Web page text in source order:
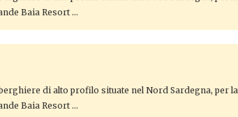
Baia Resort …
di alto profilo situate nel Nord Sardegna, per la
Baia Resort …